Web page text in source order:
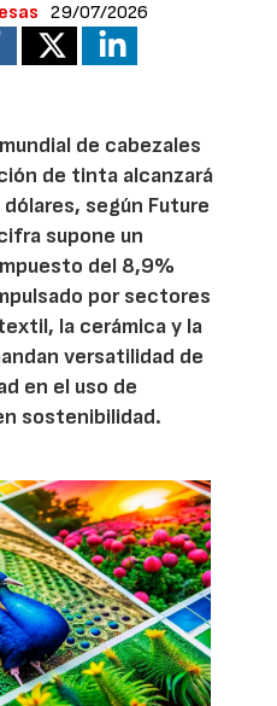
29/07/2026
de cabezales
de tinta alcanzará
según Future
supone un
del 8,9%
por sectores
la cerámica y la
versatilidad de
en el uso de
sostenibilidad.